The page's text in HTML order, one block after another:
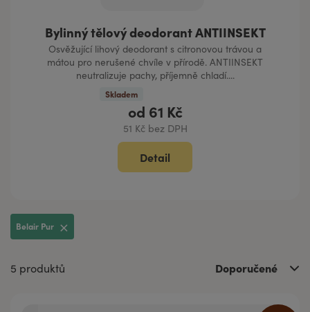
Bylinný tělový deodorant ANTIINSEKT
Osvěžující lihový deodorant s citronovou trávou a
mátou pro nerušené chvíle v přírodě. ANTIINSEKT
neutralizuje pachy, příjemně chladí....
Skladem
od 61 Kč
51 Kč bez DPH
Detail
Belair Pur
5 produktů Doporučené